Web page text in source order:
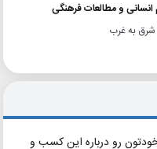
انسانی و مطالعات فرهنگی
رو درباره این کسب و